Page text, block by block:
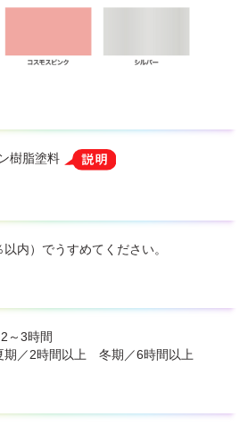
樹脂塗料
内）でうすめてください。
～3時間
期／2時間以上 冬期／6時間以上